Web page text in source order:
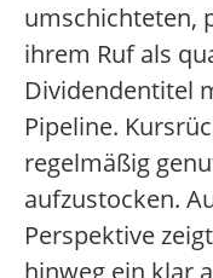
umschichteten,
ihrem Ruf als
Dividendentitel
Pipeline.
regelmäßig
aufzustocken.
Perspektive